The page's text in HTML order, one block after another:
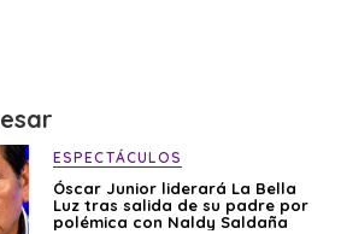
ESPECTÁCULOS
Óscar Junior liderará La Bella
Luz tras salida de su padre por
polémica con Naldy Saldaña